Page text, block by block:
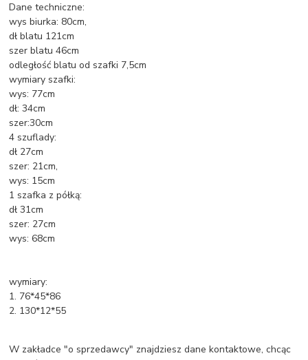
Dane techniczne:
wys biurka: 80cm,
dł blatu 121cm
szer blatu 46cm
odległość blatu od szafki 7,5cm
wymiary szafki:
wys: 77cm
dł: 34cm
szer:30cm
4 szuflady:
dł 27cm
szer: 21cm,
wys: 15cm
1 szafka z półką:
dł 31cm
szer: 27cm
wys: 68cm
wymiary:
1. 76*45*86
2. 130*12*55
W zakładce "o sprzedawcy" znajdziesz dane kontaktowe, chcąc